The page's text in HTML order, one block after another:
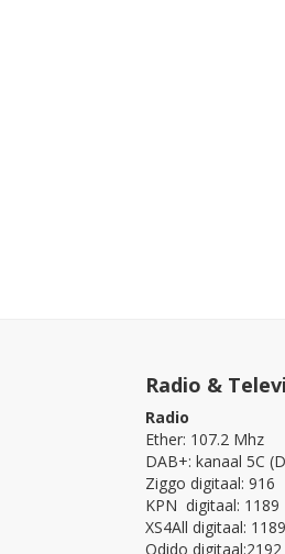
Radio &
Radio
Ether: 107.2 Mhz
DAB+: kanaal 5C
Ziggo digitaal: 916
KPN digitaal: 1189
XS4All digitaal: 1189
Odido digitaal:2192